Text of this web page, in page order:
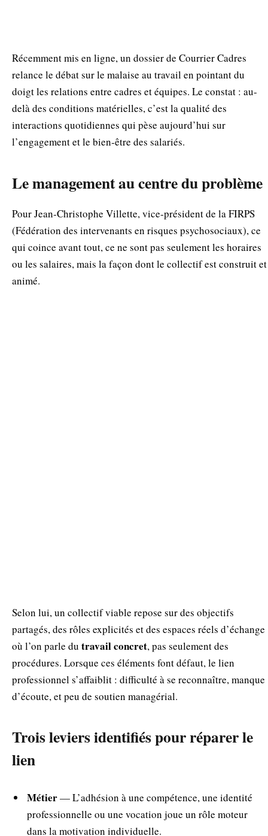
Récemment mis en ligne, un dossier de Courrier Cadres
relance le débat sur le malaise au travail en pointant du
doigt les relations entre cadres et équipes. Le constat : au-
delà des conditions matérielles, c’est la qualité des
interactions quotidiennes qui pèse aujourd’hui sur
l’engagement et le bien‑être des salariés.
Le management au centre du problème
Pour Jean‑Christophe Villette, vice‑président de la FIRPS
(Fédération des intervenants en risques psychosociaux), ce
qui coince avant tout, ce ne sont pas seulement les horaires
ou les salaires, mais la façon dont le collectif est construit et
animé.
Selon lui, un collectif viable repose sur des objectifs
partagés, des rôles explicités et des espaces réels d’échange
où l’on parle du travail concret, pas seulement des
procédures. Lorsque ces éléments font défaut, le lien
professionnel s’affaiblit : difficulté à se reconnaître, manque
d’écoute, et peu de soutien managérial.
Trois leviers identifiés pour réparer le
lien
Métier— L’adhésion à une compétence, une identité
professionnelle ou une vocation joue un rôle moteur
dans la motivation individuelle.